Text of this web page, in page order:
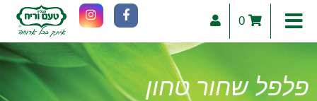
0
פלפל שחור טחון